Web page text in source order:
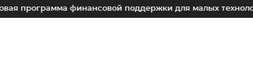
финансовой поддержки для малых технологических